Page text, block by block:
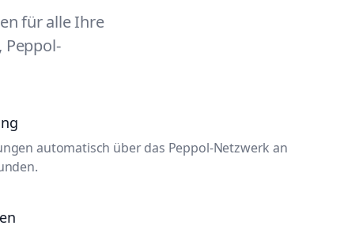
für alle Ihre
automatisch über das Peppol-Netzwerk an